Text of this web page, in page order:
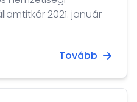
2021. január
Tovább